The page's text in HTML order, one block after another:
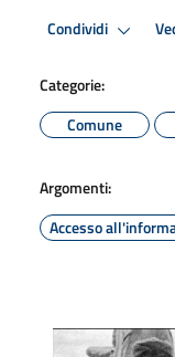
Condividi
Categorie:
Comune
Argomenti:
Accesso